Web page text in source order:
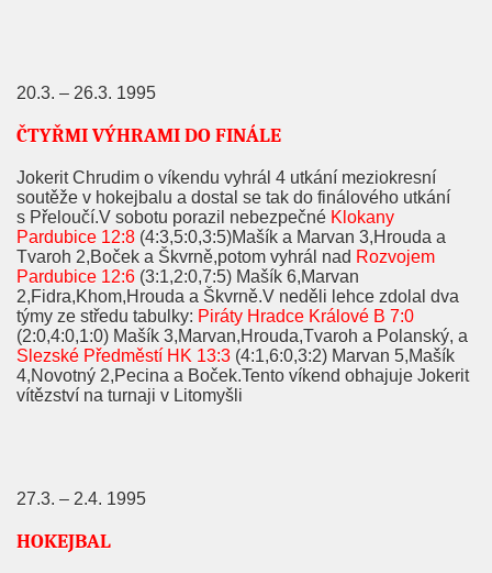
20.3. – 26.3. 1995
ČTYŘMI VÝHRAMI DO FINÁLE
Jokerit Chrudim o víkendu vyhrál 4 utkání meziokresní
soutěže v hokejbalu a dostal se tak do finálového utkání
s Přeloučí.V sobotu porazil nebezpečné Klokany
Pardubice 12:8 (4:3,5:0,3:5)Mašík a Marvan 3,Hrouda a
Tvaroh 2,Boček a Škvrně,potom vyhrál nad Rozvojem
Pardubice 12:6 (3:1,2:0,7:5) Mašík 6,Marvan
2,Fidra,Khom,Hrouda a Škvrně.V neděli lehce zdolal dva
týmy ze středu tabulky: Piráty Hradce Králové B 7:0
(2:0,4:0,1:0) Mašík 3,Marvan,Hrouda,Tvaroh a Polanský, a
Slezské Předměstí HK 13:3 (4:1,6:0,3:2) Marvan 5,Mašík
4,Novotný 2,Pecina a Boček.Tento víkend obhajuje Jokerit
vítězství na turnaji v Litomyšli
27.3. – 2.4. 1995
HOKEJBAL